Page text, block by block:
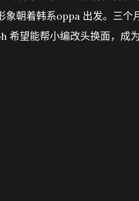
象朝着韩系oppa 出发。三个
希望能帮小编改头换面，成